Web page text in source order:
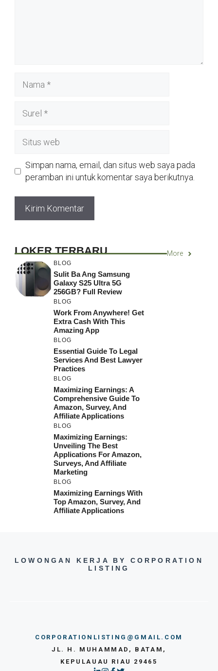
web
Simpan nama, email, dan situs web saya pada
peramban ini untuk komentar saya berikutnya.
LOKER TERBARU More
BLOG
Sulit Ba Ang Samsung
Galaxy S25 Ultra 5G
256GB? Full Review
BLOG
Work From Anywhere! Get
Extra Cash With This
Amazing App
BLOG
Essential Guide To Legal
Services And Best Lawyer
Practices
BLOG
Maximizing Earnings: A
Comprehensive Guide To
Amazon, Survey, And
Affiliate Applications
BLOG
Maximizing Earnings:
Unveiling The Best
Applications For Amazon,
Surveys, And Affiliate
Marketing
BLOG
Maximizing Earnings With
Top Amazon, Survey, And
Affiliate Applications
LOWONGAN KERJA BY CORPORATION
LISTING
CORPORATIONLISTING@GMAIL.COM
JL. H. MUHAMMAD, BATAM,
KEPULAUAU RIAU 29465